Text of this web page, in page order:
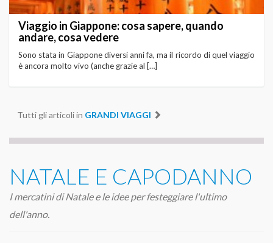
Viaggio in Giappone: cosa sapere, quando
andare, cosa vedere
Sono stata in Giappone diversi anni fa, ma il ricordo di quel viaggio
è ancora molto vivo (anche grazie al […]
Tutti gli articoli in GRANDI VIAGGI
NATALE E CAPODANNO
I mercatini di Natale e le idee per festeggiare l'ultimo
dell'anno.